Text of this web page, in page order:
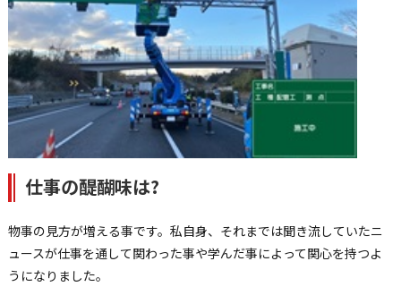
仕事の醍醐味は?
物事の見方が増える事です。私自身、それまでは聞き流していたニ
ュースが仕事を通して関わった事や学んだ事によって関心を持つよ
うになりました。